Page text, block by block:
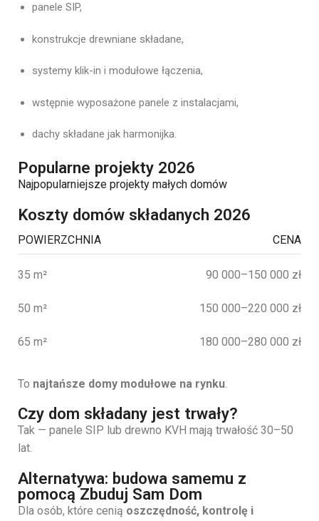
panele SIP,
konstrukcje drewniane składane,
systemy klik-in i modułowe łączenia,
wstępnie wyposażone panele z instalacjami,
dachy składane jak harmonijka.
Popularne projekty 2026
Najpopularniejsze projekty małych domów
Koszty domów składanych 2026
POWIERZCHNIA CENA
35 m² 90 000–150 000 zł
50 m² 150 000–220 000 zł
65 m² 180 000–280 000 zł
To najtańsze domy modułowe na rynku
Czy dom składany jest trwały?
Tak — panele SIP lub drewno KVH mają trwałość 30–50
lat.
Alternatywa: budowa samemu z
pomocą Zbuduj Sam Dom
Dla osób, które cenią oszczędność, kontrolę i